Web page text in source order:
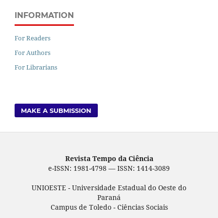
INFORMATION
For Readers
For Authors
For Librarians
MAKE A SUBMISSION
Revista Tempo da Ciência
e-ISSN: 1981-4798 — ISSN: 1414-3089
UNIOESTE - Universidade Estadual do Oeste do
Paraná
Campus de Toledo - Ciências Sociais